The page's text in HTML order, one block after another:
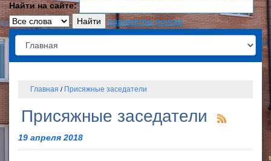
Найти на сайте:
параметры поиска
Главная / Присяжные заседатели
Присяжные заседатели
19 апреля 2018